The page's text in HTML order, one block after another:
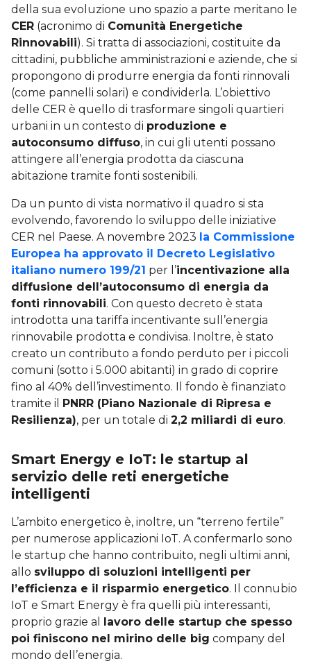
della sua evoluzione uno spazio a parte meritano le
CER (acronimo di Comunità Energetiche
Rinnovabili). Si tratta di associazioni, costituite da
cittadini, pubbliche amministrazioni e aziende, che si
propongono di produrre energia da fonti rinnovali
(come pannelli solari) e condividerla. L’obiettivo
delle CER è quello di trasformare singoli quartieri
urbani in un contesto di produzione e
autoconsumo diffuso, in cui gli utenti possano
attingere all’energia prodotta da ciascuna
abitazione tramite fonti sostenibili.
Da un punto di vista normativo il quadro si sta
evolvendo, favorendo lo sviluppo delle iniziative
CER nel Paese. A novembre 2023 la Commissione
Europea ha approvato il Decreto Legislativo
italiano numero 199/21 per l’incentivazione alla
diffusione dell’autoconsumo di energia da
fonti rinnovabili. Con questo decreto è stata
introdotta una tariffa incentivante sull’energia
rinnovabile prodotta e condivisa. Inoltre, è stato
creato un contributo a fondo perduto per i piccoli
comuni (sotto i 5.000 abitanti) in grado di coprire
fino al 40% dell’investimento. Il fondo è finanziato
tramite il PNRR (Piano Nazionale di Ripresa e
Resilienza), per un totale di 2,2 miliardi di euro.
Smart Energy e IoT: le startup al
servizio delle reti energetiche
intelligenti
L’ambito energetico è, inoltre, un “terreno fertile”
per numerose applicazioni IoT. A confermarlo sono
le startup che hanno contribuito, negli ultimi anni,
allo sviluppo di soluzioni intelligenti per
l’efficienza e il risparmio energetico. Il connubio
IoT e Smart Energy è fra quelli più interessanti,
proprio grazie al lavoro delle startup che spesso
poi finiscono nel mirino delle big company del
mondo dell’energia.